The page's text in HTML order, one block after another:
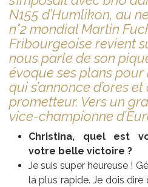
N155 d’Humlikon, au
n°2 mondial Martin
Fribourgeoise revient
nous parle de son
évoque ses plans
qui s’annonce d’ores
prometteur. Vers un
vice-championne
Christina, quel est
votre belle victoire ?
Je suis super heureuse !
la plus rapide. Je dois dire